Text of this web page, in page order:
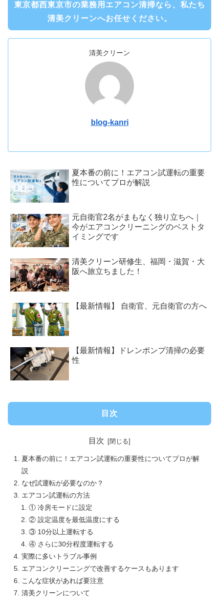
東京都西東京市の業務用エアコン清掃なら、私たち
清美クリーンへお任せください。
清美クリーン
blog-kanri
夏本番の前に！エアコン試運転の重要
性についてプロが解説
元自衛官2名がまもなく独り立ちへ｜
今がエアコンクリーニングのベストタ
イミングです
清美クリーン研修生、福岡・滋賀・大
阪へ旅立ちました！
【最新情報】 自衛官、元自衛官の方へ
【最新情報】ドレンポンプ清掃の必要
性
目次
目次
夏本番の前に！エアコン試運転の重要性についてプロが解
説
なぜ試運転が必要なのか？
エアコン試運転の方法
① 冷房モードに設定
② 設定温度を最低温度にする
③ 10分以上運転する
④ さらに30分程度運転する
実際に多いトラブル事例
エアコンクリーニングで改善するケースもあります
こんな症状があれば要注意
清美クリーンについて